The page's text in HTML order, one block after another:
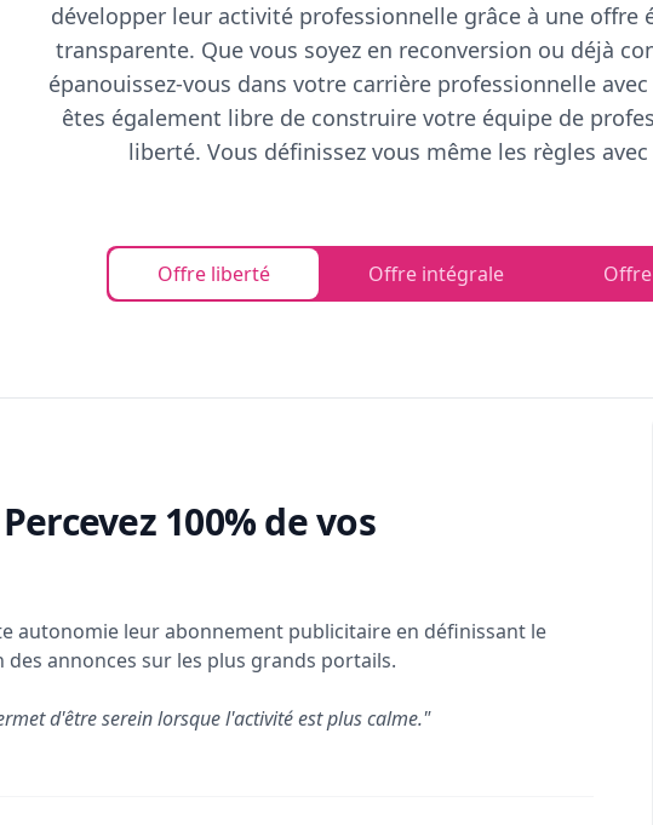
développer leur activité professionnelle grâce à une offre
transparente. Que vous soyez en reconversion ou déjà
épanouissez-vous dans votre carrière professionnelle
êtes également libre de construire votre équipe de
liberté. Vous définissez vous même les règles
Offre liberté Offre intégrale
Percevez 100% de vos
autonomie leur abonnement publicitaire en définissant le
annonces sur les plus grands portails.
d'être serein lorsque l'activité est plus calme."